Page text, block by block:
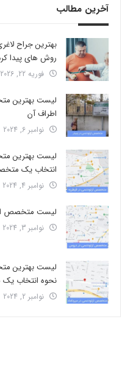
آخرین مطالب
روش های پیدا
فوریه 22, 2026
لیست بهترین
اطراف آن
نوامبر 6, 2024
لیست بهترین
انتخاب یک
نوامبر 4, 2024
لیست متخصص
نوامبر 3, 2024
لیست بهترین
نحوه انتخاب
نوامبر 2, 2024